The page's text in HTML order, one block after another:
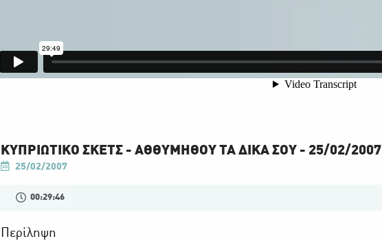
ΚΥΠΡΙΩΤΙΚΟ ΣΚΕΤΣ - AΘΘΥΜΗΘΟΥ ΤΑ ΔΙΚΑ ΣΟΥ - 25/02/2007
25/02/2007
00:29:46
Περίληψη